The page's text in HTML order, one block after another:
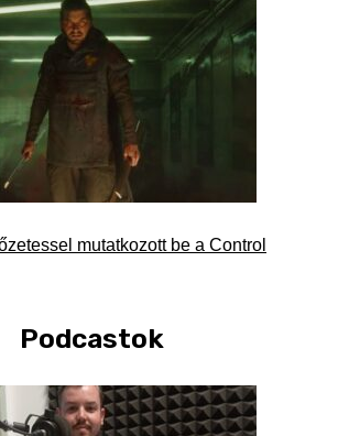
mutatkozott be a Control
Podcastok